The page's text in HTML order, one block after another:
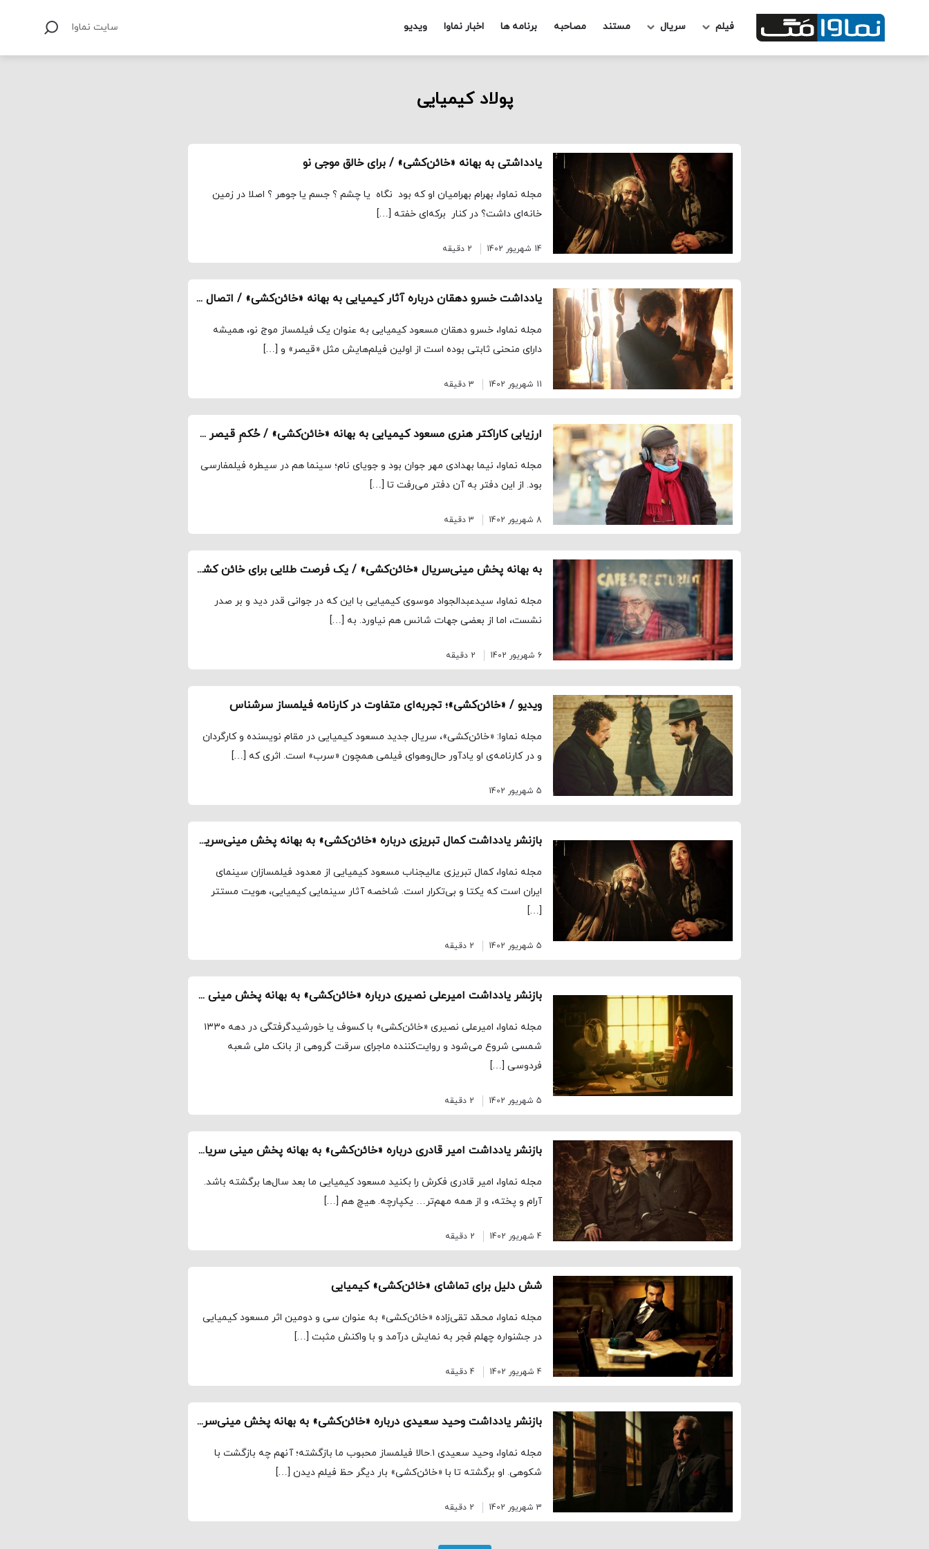
فیلم سریال مستند مصاحبه برنامه ها اخبار نماوا ویدیو سایت نماوا
پولاد کیمیایی
یادداشتی به بهانه «خائن‌کشی» / برای خالق موجی نو
مجله نماوا، بهرام بهرامیان او که بود نگاه یا چشم ؟ جسم یا جوهر ؟ اصلا در زمین
خانه‌ای داشت؟ در کنار برکه‌ای خفته […]
14 شهریور 1402 2 دقیقه
یادداشت خسرو دهقان درباره آثار کیمیایی به بهانه «خائن‌کشی» / اتصال به جهان فیلمساز با کدبندی
مجله نماوا، خسرو دهقان مسعود کیمیایی به عنوان یک فیلمساز موج نو، همیشه
دارای منحنی ثابتی بوده است از اولین فیلم‌هایش مثل «قیصر» و […]
11 شهریور 1402 3 دقیقه
ارزیابی کاراکتر هنری مسعود کیمیایی به بهانه «خائن‌کشی» / حُکمِ قیصر در ضیافتِ سُلطان
مجله نماوا، نیما بهدادی مهر جوان بود و جویای نام؛ سینما هم در سیطره فیلمفارسی
بود. از این دفتر به آن دفتر می‌رفت تا […]
8 شهریور 1402 3 دقیقه
به بهانه پخش مینی‌سریال «خائن‌کشی» / یک فرصت طلایی برای خائن کشی
مجله نماوا، سیدعبدالجواد موسوی کیمیایی با این که در جوانی قدر دید و بر صدر
نشست، اما از بعضی جهات شانس هم نیاورد. به […]
6 شهریور 1402 2 دقیقه
ویدیو / «خائن‌کشی»؛ تجربه‌ای متفاوت در کارنامه فیلمساز سرشناس
مجله نماوا: «خائن‌کشی»، سریال جدید مسعود کیمیایی در مقام نویسنده و کارگردان
و در کارنامه‌ی او یادآور حال‌وهوای فیلمی همچون «سرب» است. اثری که […]
5 شهریور 1402
بازنشر یادداشت کمال تبریزی درباره «خائن‌کشی» به بهانه پخش مینی‌سریال آن / یکتا و بی‌تکرار
مجله نماوا، کمال تبریزی عالیجناب مسعود کیمیایی از معدود فیلمسازان سینمای
ایران است که یکتا و بی‌تکرار است. شاخصه آثار سینمایی کیمیایی، هویت مستتر
[…]
5 شهریور 1402 2 دقیقه
بازنشر یادداشت امیرعلی نصیری درباره «خائن‌کشی» به بهانه پخش مینی سریال آن / ادای دین به یک برهه تاریخی
مجله نماوا، امیرعلی نصیری «خائن‌کشی» با کسوف یا خورشیدگرفتگی در دهه ۱۳۳۰
شمسی شروع می‌شود و روایت‌کننده ماجرای سرقت گروهی از بانک ملی شعبه
فردوسی […]
5 شهریور 1402 2 دقیقه
بازنشر یادداشت امیر قادری درباره «خائن‌کشی» به بهانه پخش مینی سریال آن / ترکیبی از بلوغ و پختگی و همبستگی
مجله نماوا، امیر قادری فکرش را بکنید مسعود کیمیایی ما بعد سال‌ها برگشته باشد.
آرام و پخته، و از همه مهم‌تر… یکپارچه. هیچ هم […]
4 شهریور 1402 2 دقیقه
شش دلیل برای تماشای «خائن‌کشی» کیمیایی
مجله نماوا، محمّد تقی‌زاده «خائن‌کشی» به عنوان سی و دومین اثر مسعود کیمیایی
در جشنواره چهلم فجر به نمایش درآمد و با واکنش مثبت […]
4 شهریور 1402 4 دقیقه
بازنشر یادداشت وحید سعیدی درباره «خائن‌کشی» به بهانه پخش مینی‌سریال آن / بازگشت یکه‌سوار
مجله نماوا، وحید سعیدی ۱.حالا فیلمساز محبوب ما بازگشته؛ آنهم چه بازگشت با
شکوهی. او برگشته تا با «خائن‌کشی» بار دیگر حظ فیلم دیدن […]
3 شهریور 1402 2 دقیقه